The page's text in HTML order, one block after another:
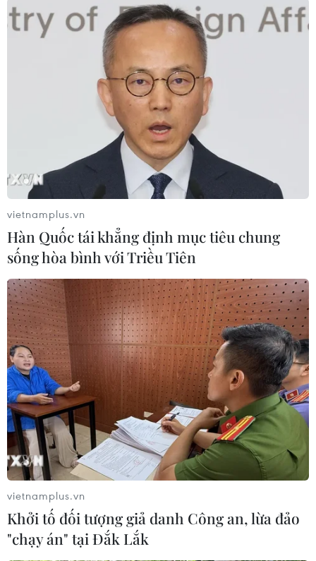
vietnamplus.vn
Hàn Quốc tái khẳng định mục tiêu chung
sống hòa bình với Triều Tiên
vietnamplus.vn
Khởi tố đối tượng giả danh Công an, lừa đảo
"chạy án" tại Đắk Lắk